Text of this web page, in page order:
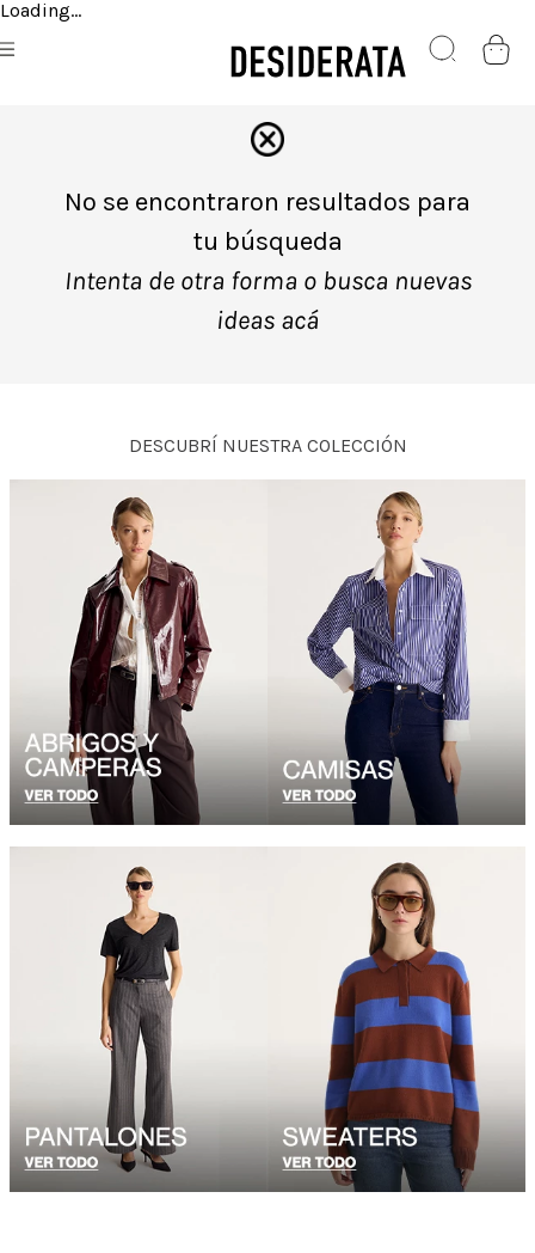
Loading...
No se encontraron resultados para
tu búsqueda
Intenta de otra forma o busca nuevas
ideas acá
DESCUBRÍ NUESTRA COLECCIÓN